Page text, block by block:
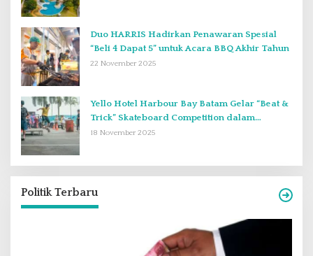
Duo HARRIS Hadirkan Penawaran Spesial
“Beli 4 Dapat 5” untuk Acara BBQ Akhir Tahun
22 November 2025
Yello Hotel Harbour Bay Batam Gelar “Beat &
Trick” Skateboard Competition dalam
Perayaan Anniversary ke-2
18 November 2025
Politik Terbaru